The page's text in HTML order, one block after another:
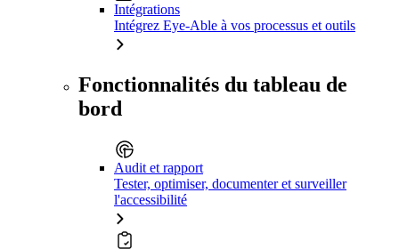
Intégrations
Intégrez Eye-Able à vos processus et outils
Fonctionnalités du tableau de
bord
Audit et rapport
Tester, optimiser, documenter et surveiller
l'accessibilité